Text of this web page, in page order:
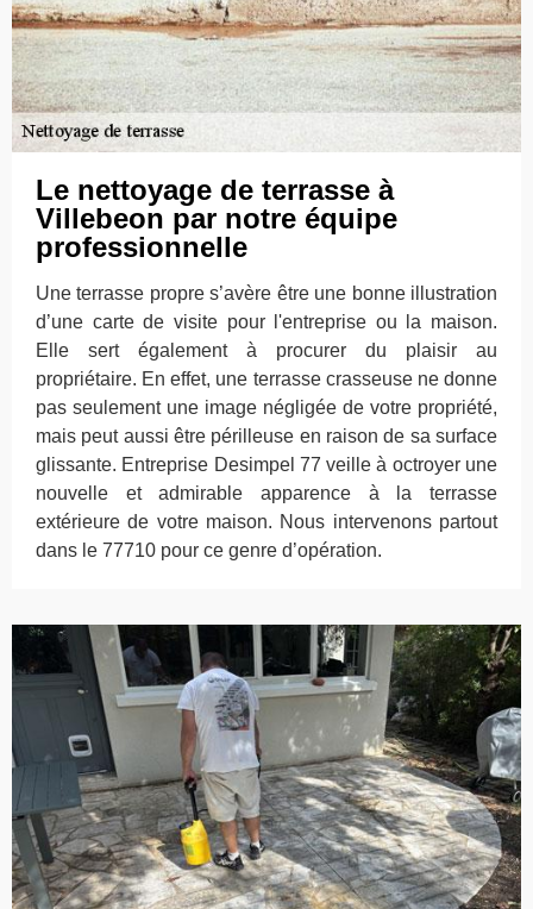
Le nettoyage de terrasse à
Villebeon par notre équipe
professionnelle
Une terrasse propre s’avère être une bonne illustration
d’une carte de visite pour l'entreprise ou la maison.
Elle sert également à procurer du plaisir au
propriétaire. En effet, une terrasse crasseuse ne donne
pas seulement une image négligée de votre propriété,
mais peut aussi être périlleuse en raison de sa surface
glissante. Entreprise Desimpel 77 veille à octroyer une
nouvelle et admirable apparence à la terrasse
extérieure de votre maison. Nous intervenons partout
dans le 77710 pour ce genre d’opération.